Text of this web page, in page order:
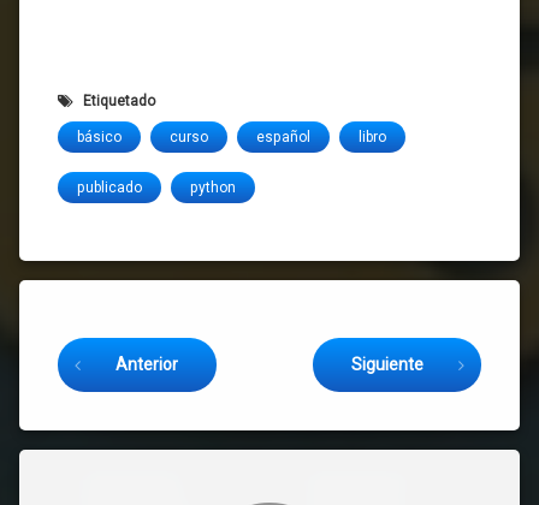
Etiquetado
básico curso español libro
publicado python
Anterior Siguiente